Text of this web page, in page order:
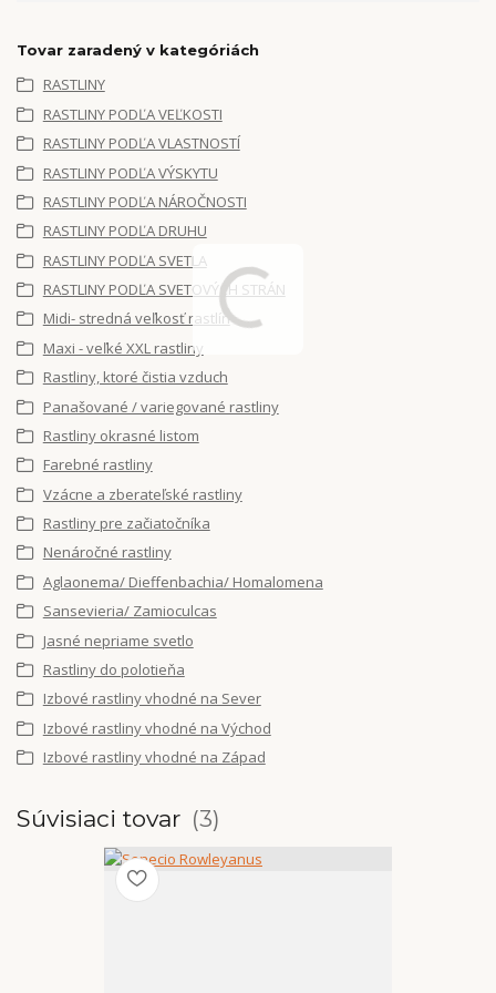
Tovar zaradený v kategóriách
RASTLINY
RASTLINY PODĽA VEĽKOSTI
RASTLINY PODĽA VLASTNOSTÍ
RASTLINY PODĽA VÝSKYTU
RASTLINY PODĽA NÁROČNOSTI
RASTLINY PODĽA DRUHU
RASTLINY PODĽA SVETLA
RASTLINY PODĽA SVETOVÝCH STRÁN
Midi- stredná veľkosť rastlín
Maxi - veľké XXL rastliny
Rastliny, ktoré čistia vzduch
Panašované / variegované rastliny
Rastliny okrasné listom
Farebné rastliny
Vzácne a zberateľské rastliny
Rastliny pre začiatočníka
Nenáročné rastliny
Aglaonema/ Dieffenbachia/ Homalomena
Sansevieria/ Zamioculcas
Jasné nepriame svetlo
Rastliny do polotieňa
Izbové rastliny vhodné na Sever
Izbové rastliny vhodné na Východ
Izbové rastliny vhodné na Západ
Súvisiaci tovar 3